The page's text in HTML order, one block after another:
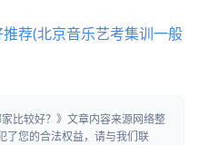
荐(北京音乐艺考集训一般
比较好？》文章内容来源网络整
了您的合法权益，请与我们联